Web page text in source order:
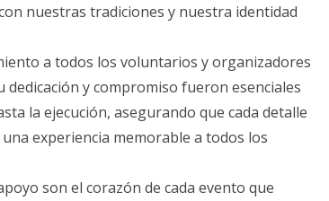
nuestras tradiciones y nuestra identidad
a todos los voluntarios y organizadores
y compromiso fueron esenciales
la ejecución, asegurando que cada detalle
experiencia memorable a todos los
son el corazón de cada evento que